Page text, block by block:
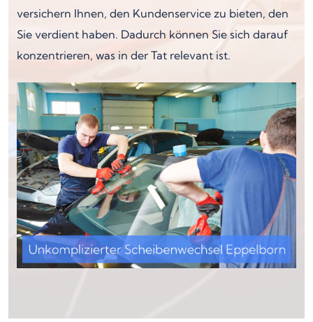
versichern Ihnen, den Kundenservice zu bieten, den
Sie verdient haben. Dadurch können Sie sich darauf
konzentrieren, was in der Tat relevant ist.